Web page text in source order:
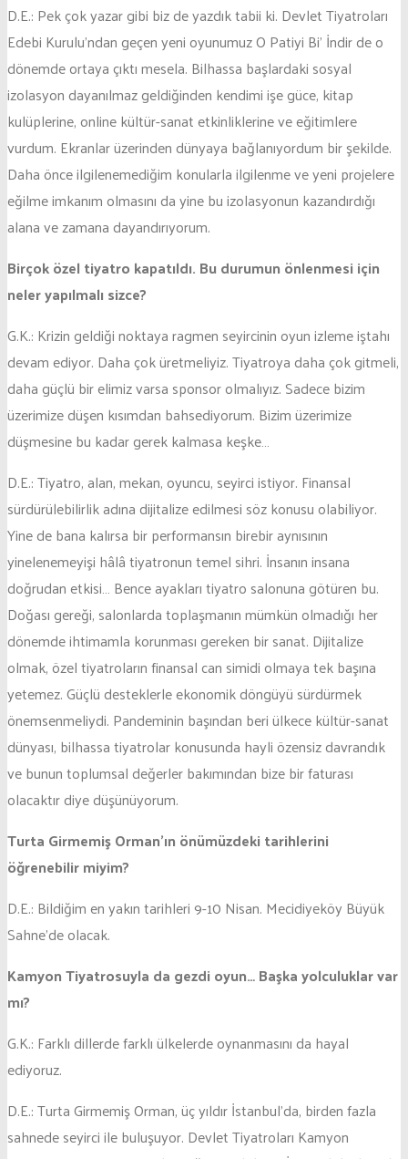
D.E.: Pek çok yazar gibi biz de yazdık tabii ki. Devlet Tiyatroları
Edebi Kurulu’ndan geçen yeni oyunumuz O Patiyi Bi’ İndir de o
dönemde ortaya çıktı mesela. Bilhassa başlardaki sosyal
izolasyon dayanılmaz geldiğinden kendimi işe güce, kitap
kulüplerine, online kültür-sanat etkinliklerine ve eğitimlere
vurdum. Ekranlar üzerinden dünyaya bağlanıyordum bir şekilde.
Daha önce ilgilenemediğim konularla ilgilenme ve yeni projelere
eğilme imkanım olmasını da yine bu izolasyonun kazandırdığı
alana ve zamana dayandırıyorum.
Birçok özel tiyatro kapatıldı. Bu durumun önlenmesi için
neler yapılmalı sizce?
G.K.: Krizin geldiği noktaya ragmen seyircinin oyun izleme iştahı
devam ediyor. Daha çok üretmeliyiz. Tiyatroya daha çok gitmeli,
daha güçlü bir elimiz varsa sponsor olmalıyız. Sadece bizim
üzerimize düşen kısımdan bahsediyorum. Bizim üzerimize
düşmesine bu kadar gerek kalmasa keşke…
D.E.: Tiyatro, alan, mekan, oyuncu, seyirci istiyor. Finansal
sürdürülebilirlik adına dijitalize edilmesi söz konusu olabiliyor.
Yine de bana kalırsa bir performansın birebir aynısının
yinelenemeyişi hâlâ tiyatronun temel sihri. İnsanın insana
doğrudan etkisi… Bence ayakları tiyatro salonuna götüren bu.
Doğası gereği, salonlarda toplaşmanın mümkün olmadığı her
dönemde ihtimamla korunması gereken bir sanat. Dijitalize
olmak, özel tiyatroların finansal can simidi olmaya tek başına
yetemez. Güçlü desteklerle ekonomik döngüyü sürdürmek
önemsenmeliydi. Pandeminin başından beri ülkece kültür-sanat
dünyası, bilhassa tiyatrolar konusunda hayli özensiz davrandık
ve bunun toplumsal değerler bakımından bize bir faturası
olacaktır diye düşünüyorum.
Turta Girmemiş Orman’ın önümüzdeki tarihlerini
öğrenebilir miyim?
D.E.: Bildiğim en yakın tarihleri 9-10 Nisan. Mecidiyeköy Büyük
Sahne’de olacak.
Kamyon Tiyatrosuyla da gezdi oyun… Başka yolculuklar var
mı?
G.K.: Farklı dillerde farklı ülkelerde oynanmasını da hayal
ediyoruz.
D.E.: Turta Girmemiş Orman, üç yıldır İstanbul’da, birden fazla
sahnede seyirci ile buluşuyor. Devlet Tiyatroları Kamyon